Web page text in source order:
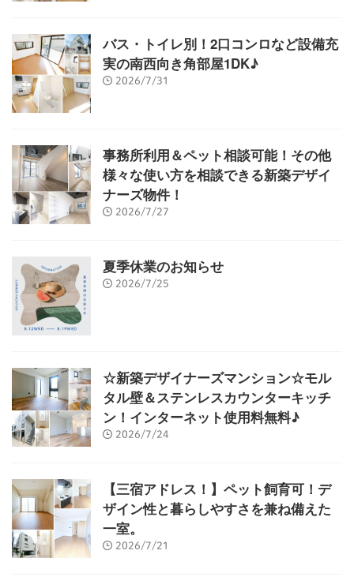
バス・トイレ別！2口コンロなど設備充
実の南西向き角部屋1DK♪
2026/7/31
事務所利用＆ペット相談可能！その他
様々な使い方を相談できる新築デザイ
ナーズ物件！
2026/7/27
夏季休業のお知らせ
2026/7/25
☆新築デザイナーズマンション☆モル
タル壁＆ステンレスカウンターキッチ
ン！インターネット使用料無料♪
2026/7/24
【三宿アドレス！】ペット飼育可！デ
ザイン性と暮らしやすさを兼ね備えた
一室。
2026/7/21